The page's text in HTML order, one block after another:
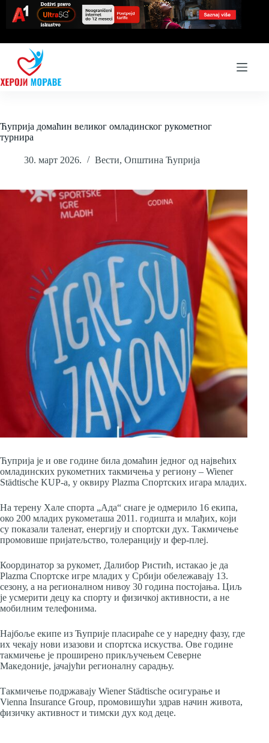
content
Ћуприја домаћин великог омладинског рукометног
турнира
30. март 2026. Вести, Општина Ћуприја
Ћуприја је и ове године била домаћин једног од највећих
омладинских рукометних такмичења у региону – Wiener
Städtische KUP-а, у оквиру Plazma Спортских игара младих.
На терену Хале спорта „Ада“ снаге је одмерило 16 екипа,
око 200 младих рукометаша 2011. годишта и млађих, који
су показали таленат, енергију и спортски дух. Такмичење
промовише пријатељство, толеранцију и фер-плеј.
Координатор за рукомет, Далибор Ристић, истакао је да
Plazma Спортске игре младих у Србији обележавају 13.
сезону, а на регионалном нивоу 30 година постојања. Циљ
је усмерити децу ка спорту и физичкој активности, а не
мобилним телефонима.
Најбоље екипе из Ћуприје пласираће се у наредну фазу, где
их чекају нови изазови и спортска искуства. Ове године
такмичење је проширено прикључењем Северне
Македоније, јачајући регионалну сарадњу.
Такмичење подржавају Wiener Städtische осигурање и
Vienna Insurance Group, промовишући здрав начин живота,
физичку активност и тимски дух код деце.